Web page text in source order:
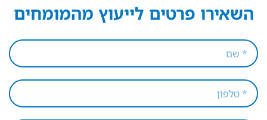
השאירו פרטים לייעוץ מהמומחים